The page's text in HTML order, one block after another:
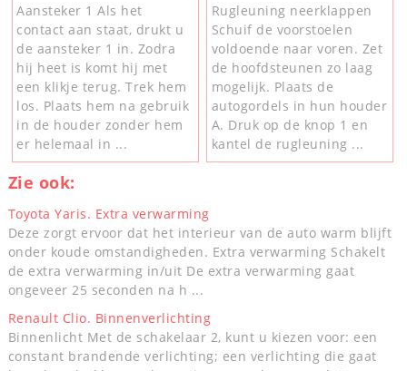
Aansteker 1 Als het
contact aan staat, drukt u
de aansteker 1 in. Zodra
hij heet is komt hij met
een klikje terug. Trek hem
los. Plaats hem na gebruik
in de houder zonder hem
er helemaal in ...
Rugleuning neerklappen
Schuif de voorstoelen
voldoende naar voren. Zet
de hoofdsteunen zo laag
mogelijk. Plaats de
autogordels in hun houder
A. Druk op de knop 1 en
kantel de rugleuning ...
Zie ook:
Toyota Yaris. Extra verwarming
Deze zorgt ervoor dat het interieur van de auto warm blijft
onder koude omstandigheden. Extra verwarming Schakelt
de extra verwarming in/uit De extra verwarming gaat
ongeveer 25 seconden na h ...
Renault Clio. Binnenverlichting
Binnenlicht Met de schakelaar 2, kunt u kiezen voor: een
constant brandende verlichting; een verlichting die gaat